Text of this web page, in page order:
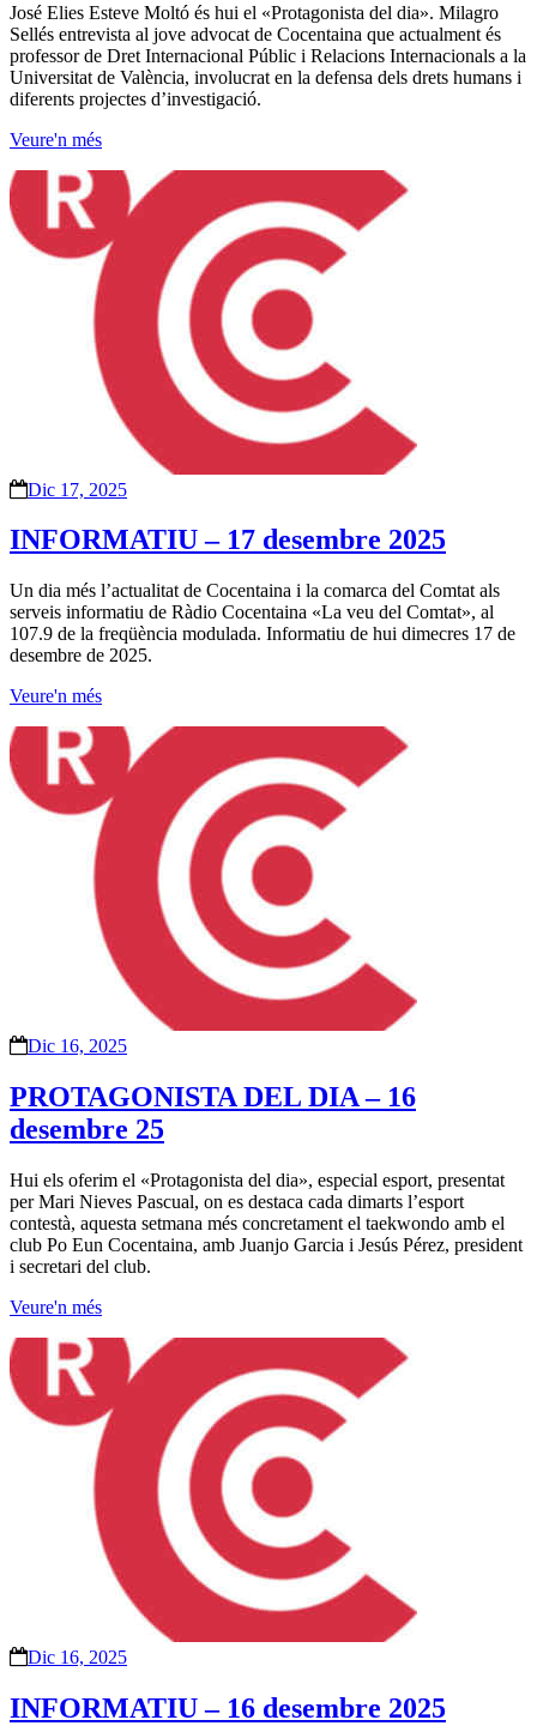
José Elies Esteve Moltó és hui el «Protagonista del dia». Milagro
Sellés entrevista al jove advocat de Cocentaina que actualment és
professor de Dret Internacional Públic i Relacions Internacionals a la
Universitat de València, involucrat en la defensa dels drets humans i
diferents projectes d’investigació.
Veure'n més
Dic 17, 2025
INFORMATIU – 17 desembre 2025
Un dia més l’actualitat de Cocentaina i la comarca del Comtat als
serveis informatiu de Ràdio Cocentaina «La veu del Comtat», al
107.9 de la freqüència modulada. Informatiu de hui dimecres 17 de
desembre de 2025.
Veure'n més
Dic 16, 2025
PROTAGONISTA DEL DIA – 16
desembre 25
Hui els oferim el «Protagonista del dia», especial esport, presentat
per Mari Nieves Pascual, on es destaca cada dimarts l’esport
contestà, aquesta setmana més concretament el taekwondo amb el
club Po Eun Cocentaina, amb Juanjo Garcia i Jesús Pérez, president
i secretari del club.
Veure'n més
Dic 16, 2025
INFORMATIU – 16 desembre 2025